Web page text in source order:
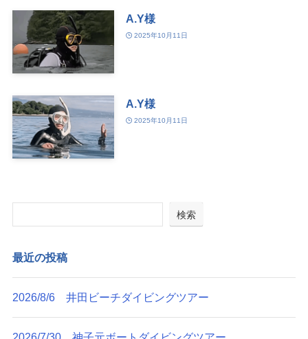
A.Y様
2025年10月11日
A.Y様
2025年10月11日
検索
最近の投稿
2026/8/6 井田ビーチダイビングツアー